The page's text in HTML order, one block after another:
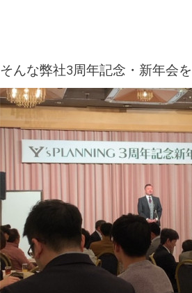
そんな弊社3周年記念・新年会